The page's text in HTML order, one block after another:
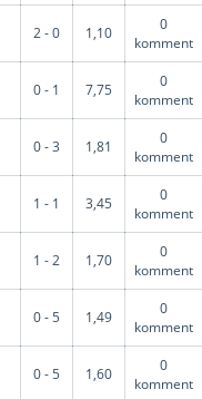
2 - 0 1,10
0
komment
0 - 1 7,75
0
komment
0 - 3 1,81
0
komment
1 - 1 3,45
0
komment
1 - 2 1,70
0
komment
0 - 5 1,49
0
komment
0 - 5 1,60
0
komment